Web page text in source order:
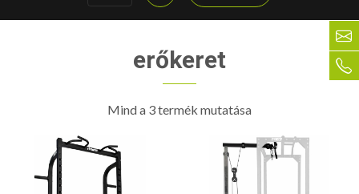
erőkeret
Mind a 3 termék mutatása